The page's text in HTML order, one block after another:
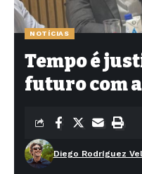
NOTÍCIAS
Tempo é
futuro com a
Diego Rodríguez